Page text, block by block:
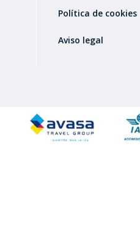
Política de cookies
Aviso legal